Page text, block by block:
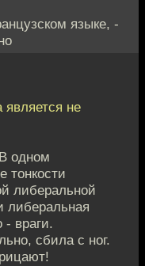
языке, -
является не
одном
тонкости
либеральной
либеральная
- враги.
сбила с ног.